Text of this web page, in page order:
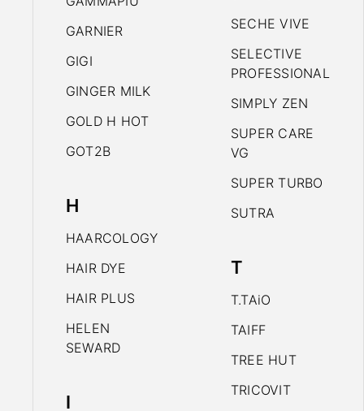
GARNIER
GIGI
GINGER MILK
GOLD H HOT
GOT2B
H
HAARCOLOGY
HAIR DYE
HAIR PLUS
HELEN
SEWARD
I
SECHE VIVE
SELECTIVE
PROFESSIONAL
SIMPLY ZEN
SUPER CARE
VG
SUPER TURBO
SUTRA
T
T.TAiO
TAIFF
TREE HUT
TRICOVIT